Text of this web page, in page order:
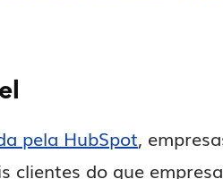
pela HubSpot,
clientes do que